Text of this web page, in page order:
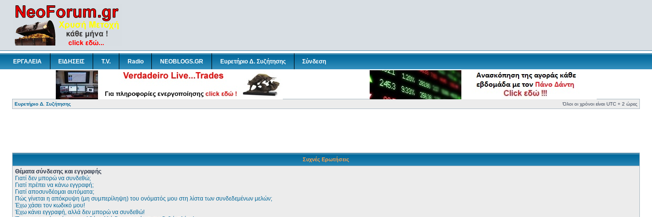
ΕΡΓΑΛΕΙΑ ΕΙΔΗΣΕΙΣ T.V. Radio NEOBLOGS.GR Ευρετήριο Δ. Συζήτησης Σύνδεση
Ευρετήριο Δ. Συζήτησης Όλοι οι χρόνοι είναι UTC + 2 ώρες
Συχνές Ερωτήσεις
Θέματα σύνδεσης και εγγραφής
Γιατί δεν μπορώ να συνδεθώ;
Γιατί πρέπει να κάνω εγγραφή;
Γιατί αποσυνδέομαι αυτόματα;
Πώς γίνεται η απόκρυψη (μη συμπερίληψη) του ονόματός μου στη λίστα των συνδεδεμένων μελών;
Έχω χάσει τον κωδικό μου!
Έχω κάνει εγγραφή, αλλά δεν μπορώ να συνδεθώ!